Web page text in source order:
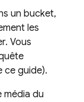
un bucket,
les
Vous
ce guide).
média du